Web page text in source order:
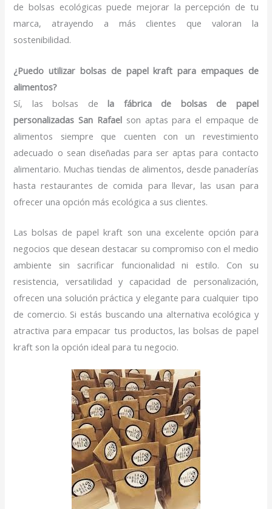
de bolsas ecológicas puede mejorar la percepción de tu
marca, atrayendo a más clientes que valoran la
sostenibilidad.
¿Puedo utilizar bolsas de papel kraft para empaques de
alimentos?
Sí, las bolsas de la fábrica de bolsas de papel
personalizadas San Rafaelson aptas para el empaque de
alimentos siempre que cuenten con un revestimiento
adecuado o sean diseñadas para ser aptas para contacto
alimentario. Muchas tiendas de alimentos, desde panaderías
hasta restaurantes de comida para llevar, las usan para
ofrecer una opción más ecológica a sus clientes.
Las bolsas de papel kraft son una excelente opción para
negocios que desean destacar su compromiso con el medio
ambiente sin sacrificar funcionalidad ni estilo. Con su
resistencia, versatilidad y capacidad de personalización,
ofrecen una solución práctica y elegante para cualquier tipo
de comercio. Si estás buscando una alternativa ecológica y
atractiva para empacar tus productos, las bolsas de papel
kraft son la opción ideal para tu negocio.